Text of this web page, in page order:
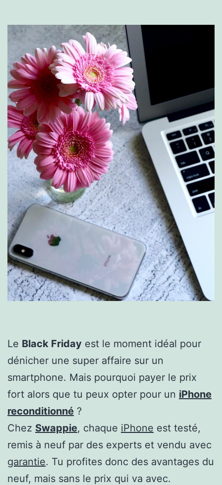
Le Black Friday est le moment idéal pour
dénicher une super affaire sur un
smartphone. Mais pourquoi payer le prix
fort alors que tu peux opter pour un iPhone
reconditionné ?
Chez Swappie, chaque iPhone est testé,
remis à neuf par des experts et vendu avec
garantie. Tu profites donc des avantages du
neuf, mais sans le prix qui va avec.